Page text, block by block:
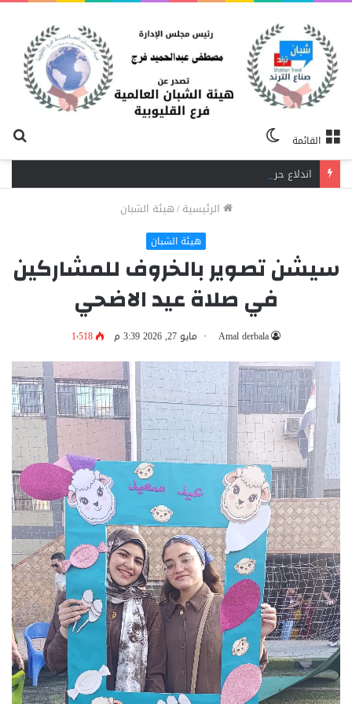
القائمة
المظلم
الرئيسية/هيئة الشبان
هيئة الشبان
سيشن تصوير بالخروف للمشاركين
في صلاة عيد الاضحي
Amal derbala مايو 27, 2026 3:39 م 1٬518